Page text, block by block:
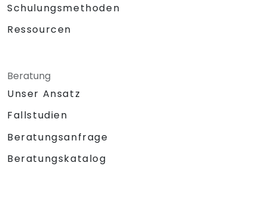
Schulungsmethoden
Ressourcen
Beratung
Unser Ansatz
Fallstudien
Beratungsanfrage
Beratungskatalog